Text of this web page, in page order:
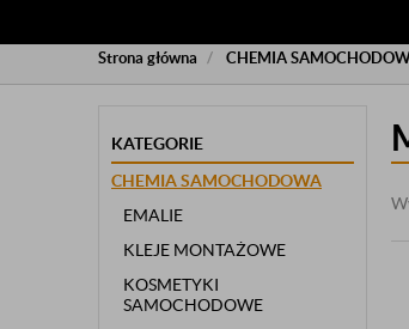
Strona główna CHEMIA
KATEGORIE
CHEMIA SAMOCHODOWA
EMALIE
KLEJE MONTAŻOWE
KOSMETYKI
SAMOCHODOWE